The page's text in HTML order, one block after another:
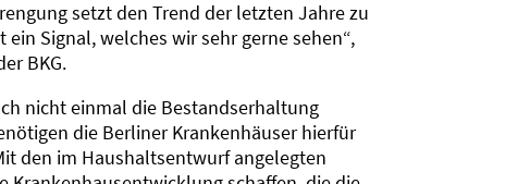
setzt den Trend der letzten Jahre zu
Signal, welches wir sehr gerne sehen“,
BKG.
nicht einmal die Bestandserhaltung
die Berliner Krankenhäuser hierfür
den im Haushaltsentwurf angelegten